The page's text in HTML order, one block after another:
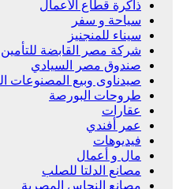
ذاكرة قطاع الأعمال
سياحة و سفر
سيناء للمنجنيز
شركة مصر القابضة للتأمين
صندوق مصر السيادي
صيدناوى وبيع المصنوعات
طروحات البورصة
عقارات
عمر أفندي
فيديوهات
مال و أعمال
مصانع الدلتا للصلب
مصانع النحاس المصرية